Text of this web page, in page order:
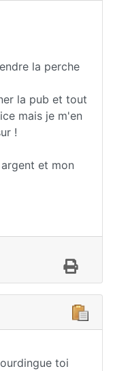
la perche
la pub et tout
mais je m'en
!
et mon
toi